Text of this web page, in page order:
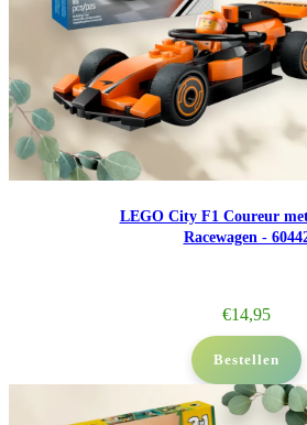
LEGO City F1 Coureur
Racewagen -
€14,95
Bestellen